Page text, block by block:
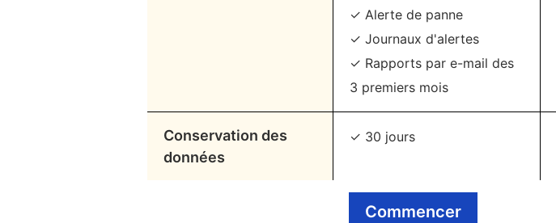
✓ Alerte de panne
✓ Journaux d'alertes
✓ Rapports par e-mail des
3 premiers mois
Conservation des
données
✓ 30 jours
Commencer